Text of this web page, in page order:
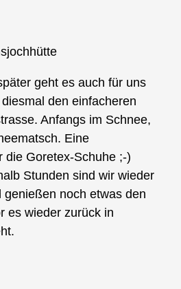
geht es auch für uns
den einfacheren
Anfangs im Schnee,
Eine
die Goretex-Schuhe ;-)
Stunden sind wir wieder
genießen noch etwas den
es wieder zurück in